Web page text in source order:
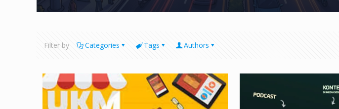
Filter by Categories Tags Authors